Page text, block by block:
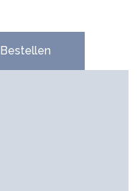
Bestellen